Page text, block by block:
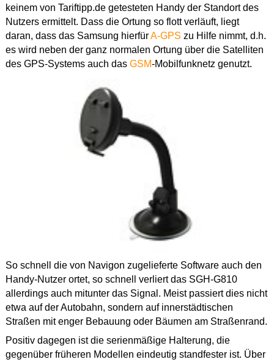
keinem von Tariftipp.de getesteten Handy der Standort des
Nutzers ermittelt. Dass die Ortung so flott verläuft, liegt
daran, dass das Samsung hierfürA-GPS zu Hilfe nimmt, d.h.
es wird neben der ganz normalen Ortung über die Satelliten
des GPS-Systems auch das GSM-Mobilfunknetz genutzt.
So schnell die von Navigon zugelieferte Software auch den
Handy-Nutzer ortet, so schnell verliert das SGH-G810
allerdings auch mitunter das Signal. Meist passiert dies nicht
etwa auf der Autobahn, sondern auf innerstädtischen
Straßen mit enger Bebauung oder Bäumen am Straßenrand.
Positiv dagegen ist die serienmäßige Halterung, die
gegenüber früheren Modellen eindeutig standfester ist. Über